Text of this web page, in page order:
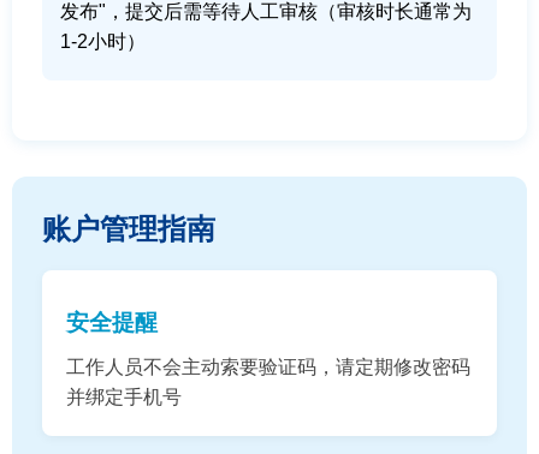
发布"，提交后需等待人工审核（审核时长通常为
1-2小时）
账户管理指南
安全提醒
工作人员不会主动索要验证码，请定期修改密码
并绑定手机号